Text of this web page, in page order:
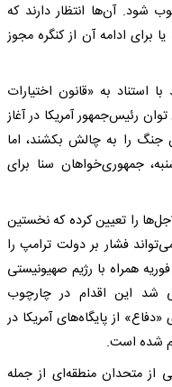
شود. آن‌ها انتظار دارند که
برای ادامه آن از کنگره مجوز
استناد به «قانون اختیارات
کردن توان رئیس‌جمهور آمریکا در آغاز
را به چالش بکشند، اما
جمهوری‌خواهان سنا برای
را تعیین کرده که نخستین
و می‌تواند فشار بر دولت ترامپ را
افزایش دهد. زمانی که ایالات متحده در ۲۸ فوریه همراه با رژیم صهیونیستی
شد این اقدام در چارچوب
از پایگاه‌های آمریکا در
شده است.
از متحدان منطقه‌ای از جمله